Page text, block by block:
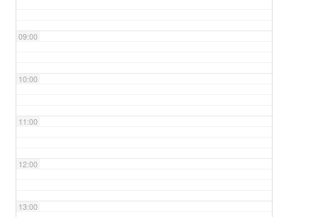
09:00
10:00
11:00
12:00
13:00